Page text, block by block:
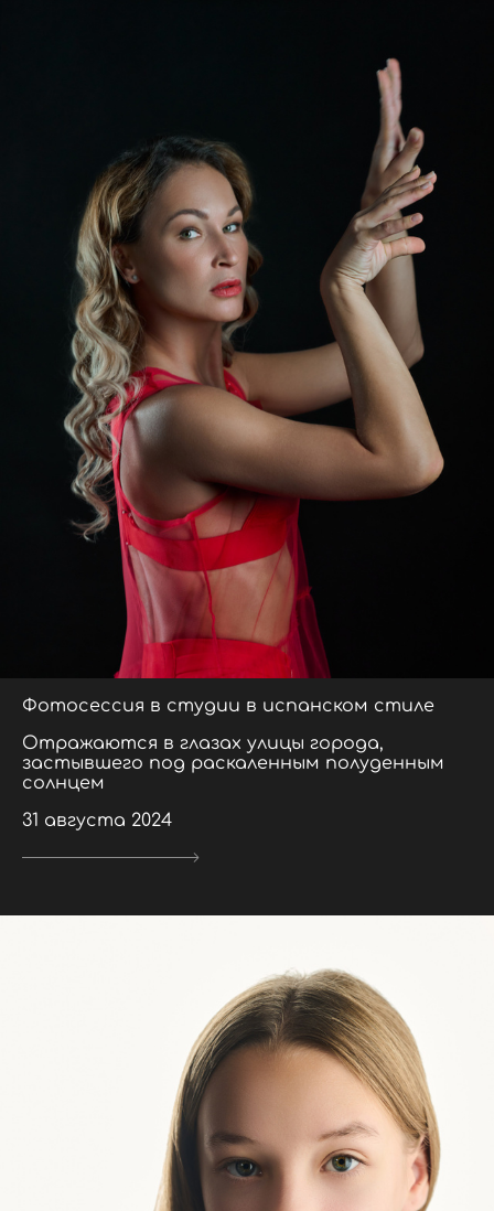
Фотосессия в студии в испанском стиле
Отражаются в глазах улицы города,
застывшего под раскаленным полуденным
солнцем
31 августа 2024